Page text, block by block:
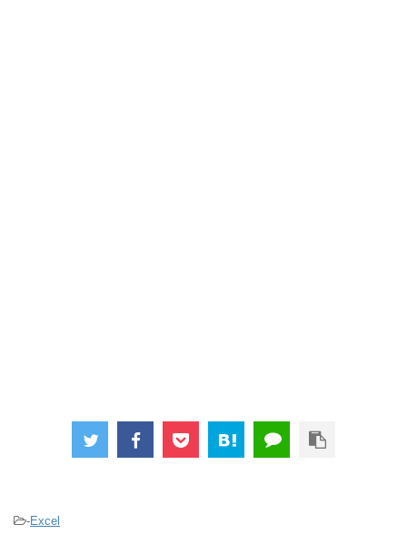
-Excel